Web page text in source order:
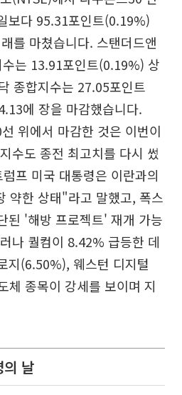
보다 95.31포인트(0.19%)
를 마쳤습니다. 스탠더드앤
는 13.91포인트(0.19%) 상
종합지수는 27.05포인트
에 장을 마감했습니다.
위에서 마감한 것은 이번이
수도 종전 최고치를 다시 썼
프 미국 대통령은 이란과의
약한 상태"라고 말했고, 폭스
된 '해방 프로젝트' 재개 가능
나 퀄컴이 8.42% 급등한 데
지(6.50%), 웨스턴 디지털
체 종목이 강세를 보이며 지
의 날